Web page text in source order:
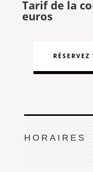
Tarif de la
euros
HORAIRES